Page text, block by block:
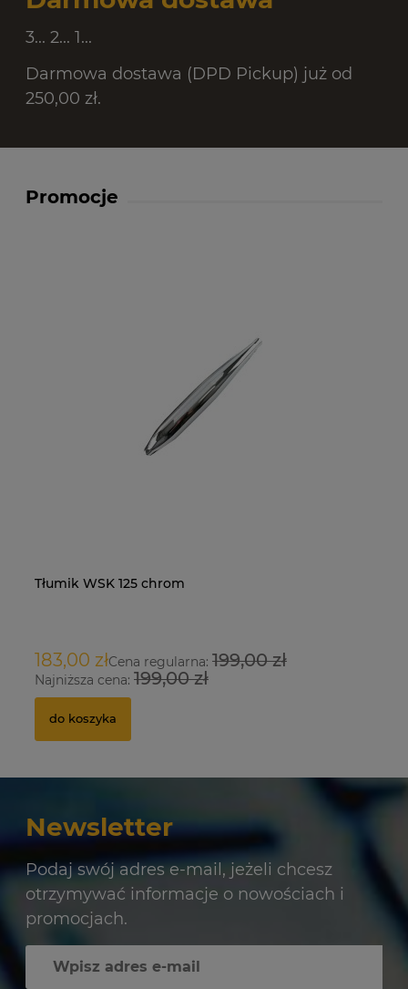
3... 2... 1...
Darmowa dostawa (DPD Pickup) już od
250,00 zł.
Promocje
Tłumik WSK 125 chrom
183,00 złCena regularna: 199,00 zł
Najniższa cena: 199,00 zł
do koszyka
Newsletter
Podaj swój adres e-mail, jeżeli chcesz
otrzymywać informacje o nowościach i
promocjach.